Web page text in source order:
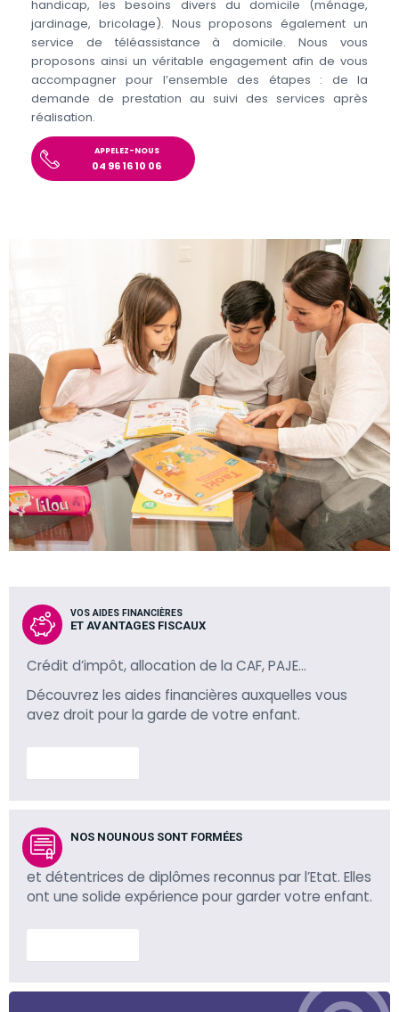
handicap, les besoins divers du domicile (ménage,
jardinage, bricolage). Nous proposons également un
service de téléassistance à domicile. Nous vous
proposons ainsi un véritable engagement afin de vous
accompagner pour l’ensemble des étapes : de la
demande de prestation au suivi des services après
réalisation.
APPELEZ-NOUS
04 96 16 10 06
VOS AIDES FINANCIÈRES
ET AVANTAGES FISCAUX
Crédit d’impôt, allocation de la CAF, PAJE…
Découvrez les aides financières auxquelles vous
avez droit pour la garde de votre enfant.
NOS NOUNOUS SONT FORMÉES
et détentrices de diplômes reconnus par l’Etat. Elles
ont une solide expérience pour garder votre enfant.